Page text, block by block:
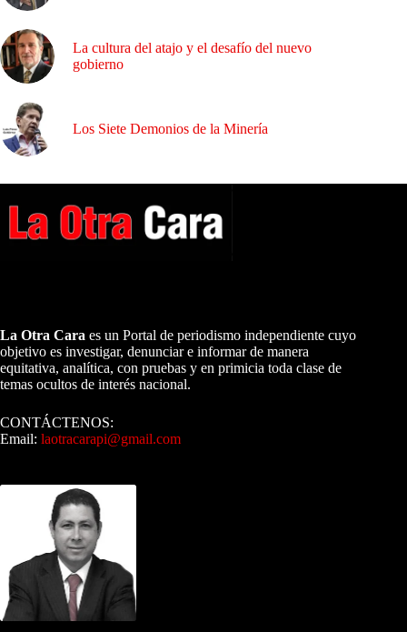
La cultura del atajo y el desafío del nuevo
gobierno
Los Siete Demonios de la Minería
La Otra Cara es un Portal de periodismo independiente cuyo
objetivo es investigar, denunciar e informar de manera
equitativa, analítica, con pruebas y en primicia toda clase de
temas ocultos de interés nacional.
CONTÁCTENOS:
Email: laotracarapi@gmail.com